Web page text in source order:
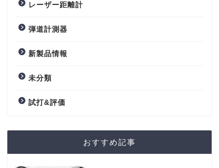
レーザー距離計
弾道計測器
新製品情報
未分類
試打&評価
おすすめ記事